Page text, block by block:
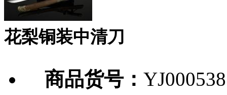
花梨铜装中清刀
商品货号： YJ000538